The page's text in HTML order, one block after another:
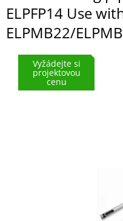
ELPFP14 Use
ELPMB22/
Vyžádejte si
projektovou
cenu